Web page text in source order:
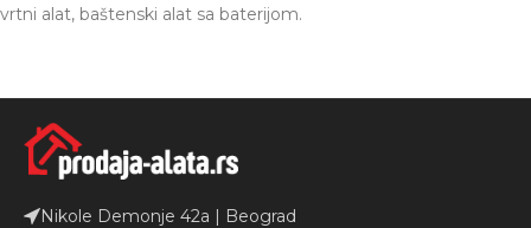
vrtni alat, baštenski alat sa baterijom.
Nikole Demonje 42a | Beograd